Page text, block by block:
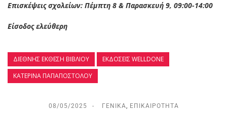
Επισκέψεις σχολείων: Πέμπτη 8 & Παρασκευή 9, 09:00-14:00
Είσοδος ελεύθερη
ΔΙΕΘΝΉΣ ΈΚΘΕΣΗ ΒΙΒΛΊΟΥ
ΕΚΔΌΣΕΙΣ WELLDONE
ΚΑΤΕΡΊΝΑ ΠΑΠΑΠΟΣΤΌΛΟΥ
08/05/2025 ΓΕΝΙΚΆ ΕΠΙΚΑΙΡΌΤΗΤΑ